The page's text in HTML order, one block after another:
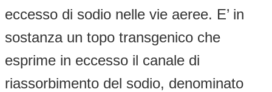
eccesso di sodio nelle vie aeree. E’ in
sostanza un topo transgenico che
esprime in eccesso il canale di
riassorbimento del sodio, denominato